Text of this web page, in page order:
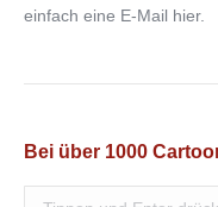
einfach eine E-Mail hier.
Bei über 1000